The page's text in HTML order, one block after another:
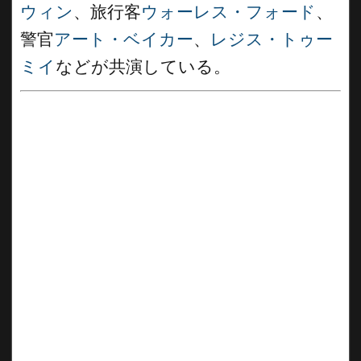
ウィン 、旅行客ウォーレス・フォード 、
警官アート・ベイカー、
レジス・トゥー
ミイ などが共演している。